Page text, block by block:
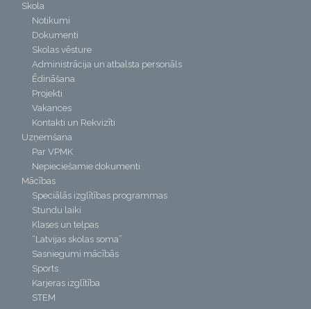
Skola
Notikumi
Dokumenti
Skolas vēsture
Administrācija un atbalsta personāls
Ēdināšana
Projekti
Vakances
Kontakti un Rekvizīti
Uzņemšana
Par VPMK
Nepieciešamie dokumenti
Mācības
Speciālās izglītības programmas
Stundu laiki
Klases un telpas
“Latvijas skolas soma”
Sasniegumi mācībās
Sports
Karjeras izglītība
STEM